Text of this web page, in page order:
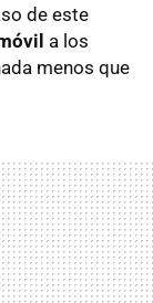
de este
a los
menos que